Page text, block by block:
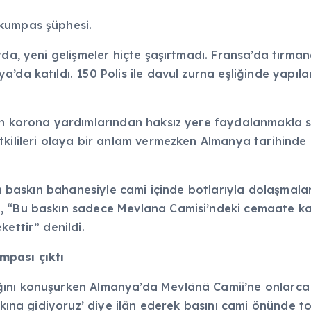
şüphesi.
yeni gelişmeler hiçte şaşırtmadı. Fransa’da
katıldı. 150 Polis ile davul zurna eşliğinde
yardımlarından haksız yere faydalanmakla
olaya bir anlam vermezken Almanya
baskın bahanesiyle cami içinde botlarıyla
baskın sadece Mevlana Camisi’ndeki cemaate
denildi.
çıktı
konuşurken Almanya’da Mevlânâ Camii’ne
gidiyoruz’ diye ilân ederek basını cami önünde